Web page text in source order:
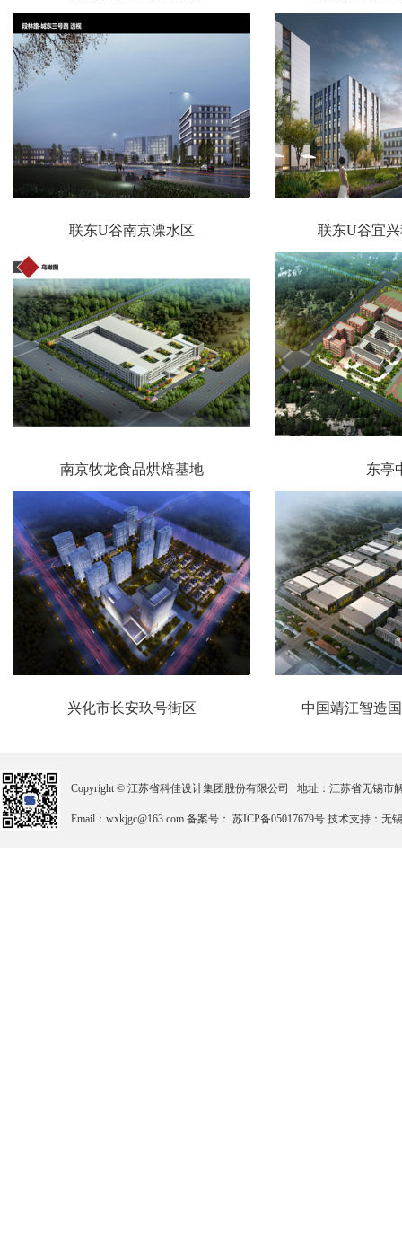
联东U谷南京溧水区 联东U谷宜
南京牧龙食品烘焙基地 东亭
兴化市长安玖号街区 中国靖江智造
Copyright © 江苏省科佳设计集团股份有限公司 地址：江苏省无锡市
Email：wxkjgc@163.com 备案号： 苏ICP备05017679号 技术支持：无